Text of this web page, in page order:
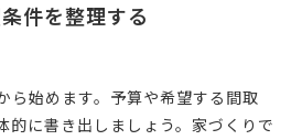
件を整理する
ら始めます。予算や希望する間取
的に書き出しましょう。家づくりで